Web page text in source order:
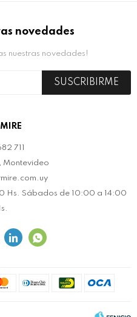
711
Montevideo
Hs. Sábados de 10:00 a 14:00
 
novedades
nuestras novedades!
SUSCRIBIRME